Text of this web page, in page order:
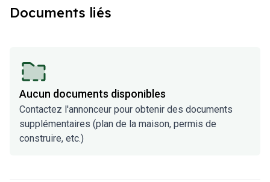
Documents liés
Aucun documents disponibles
Contactez l'annonceur pour obtenir des documents
supplémentaires (plan de la maison, permis de
construire, etc.)